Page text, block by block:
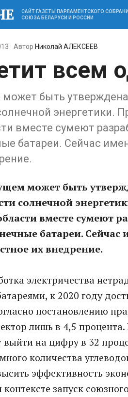
САЙТ ГАЗЕТЫ ПАРЛАМЕНТСКОГО
СОЮЗА БЕЛАРУСИ И РОССИИ
Автор Николай АЛЕКСЕЕВ
всем
быть утверждена
энергетики.
вместе сумеют
батареи. Сейчас
может быть
солнечной
вместе сумеют
батареи.
их внедрение.
электричества
к 2020 году
постановлению
лишь в 4,5
на цифру в 32
количества
эффективность
запуск